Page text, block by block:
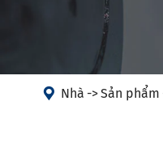
 Nhà Sản phẩm